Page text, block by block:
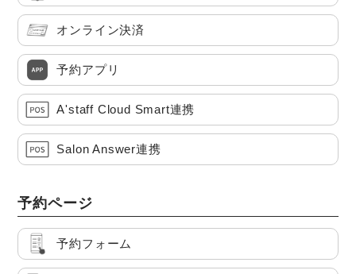
オンライン決済
予約アプリ
A'staff Cloud Smart連携
Salon Answer連携
予約ページ
予約フォーム